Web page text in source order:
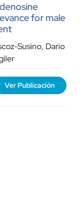
for male
Susino, Dario
Ver Publicación